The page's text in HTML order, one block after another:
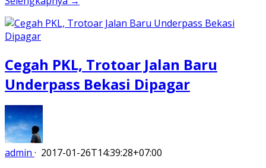
Cegah PKL, Trotoar Jalan Baru
Underpass Bekasi Dipagar
admin · 2017-01-26T14:39:28+07:00